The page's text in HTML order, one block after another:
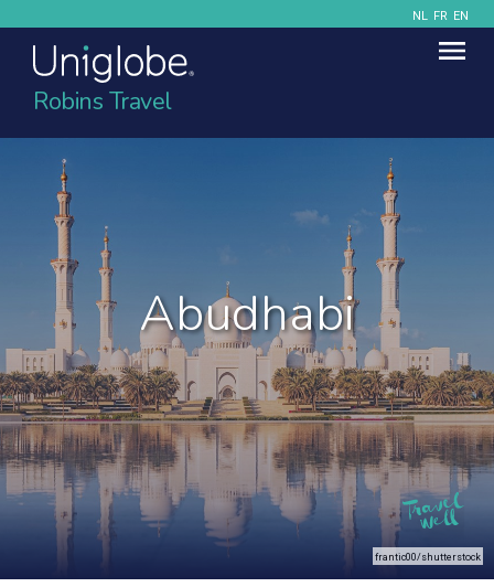
NL FR EN
Robins Travel
Abudhabi
frantic00/shutterstock